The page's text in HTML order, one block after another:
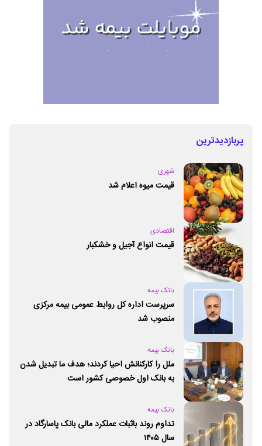
پربازدیدترین
شهری
قیمت میوه اعلام شد
اقتصادی
قیمت انواع آجیل و خشکبار
بانک بیمه
سرپرست اداره کل روابط عمومی بیمه مرکزی
منصوب شد
بانک بیمه
ملل را کارکنانش احیا کردند؛ هدف ما تبدیل شدن
به بانک اول خصوصی کشور است
بانک بیمه
تداوم روند باثبات عملکرد مالی بانک پاسارگاد در
سال ۱۴۰۵